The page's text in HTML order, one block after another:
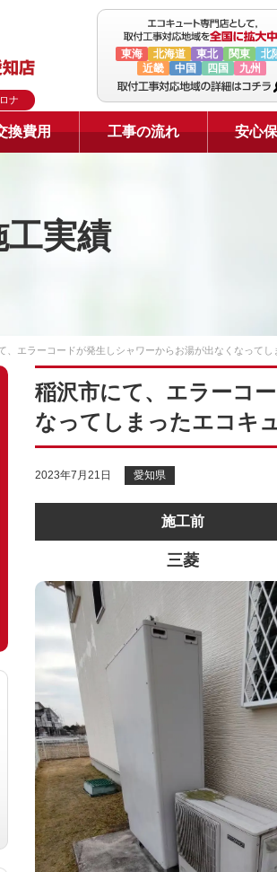
ナ
東海 北海道 東北 関東
北
近畿
中国 四国 九州
換費用 工事の流れ 安心
実績
、エラーコードが発生しシャワーからお湯が出なくなってし
稲沢市にて、エラーコ
なってしまったエコキ
2023年7月21日 愛知県
施工前
三菱